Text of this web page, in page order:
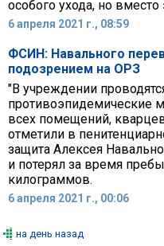
особого ухода, но
6 апреля 2021 г., 08:59
ФСИН: Навального
подозрением на ОРЗ
"В учреждении
противоэпидемические
всех помещений,
отметили в
защита Алексея
и потерял за время
килограммов.
6 апреля 2021 г., 00:06
на день назад